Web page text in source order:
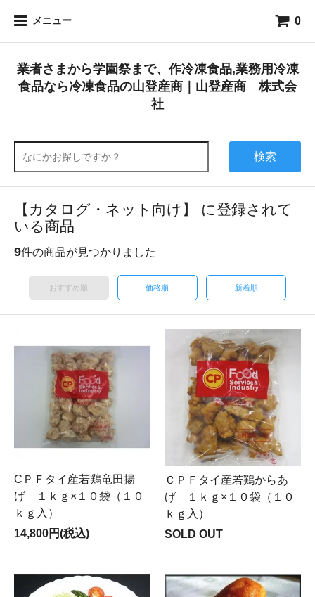
メニュー 0
業者さまから学園祭まで、作冷凍食品,業務用冷凍
食品なら冷凍食品の山登産商｜山登産商 株式会
社
検索
【カタログ・ネット向け】 に登録されて
いる商品
9件の商品が見つかりました
おすすめ順 価格順 新着順
CＰＦタイ産若鶏竜田揚
げ １ｋｇ×１０袋（１０
ｋｇ入）
14,800円(税込)
ＣＰＦタイ産若鶏からあ
げ １ｋｇ×１０袋（１０
ｋｇ入）
SOLD OUT